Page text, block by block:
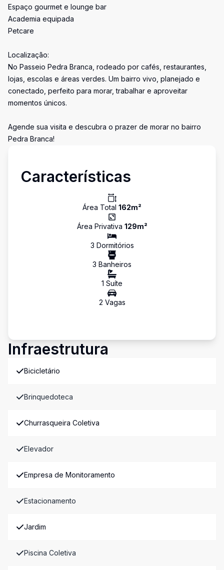
Espaço gourmet e lounge bar
Academia equipada
Petcare
Localização:
No Passeio Pedra Branca, rodeado por cafés, restaurantes,
lojas, escolas e áreas verdes. Um bairro vivo, planejado e
conectado, perfeito para morar, trabalhar e aproveitar
momentos únicos.
Agende sua visita e descubra o prazer de morar no bairro
Pedra Branca!
Características
Área Total 162m²
Área Privativa 129m²
3 Dormitórios
3 Banheiros
1 Suíte
2 Vagas
Infraestrutura
Bicicletário
Brinquedoteca
Churrasqueira Coletiva
Elevador
Empresa de Monitoramento
Estacionamento
Jardim
Piscina Coletiva